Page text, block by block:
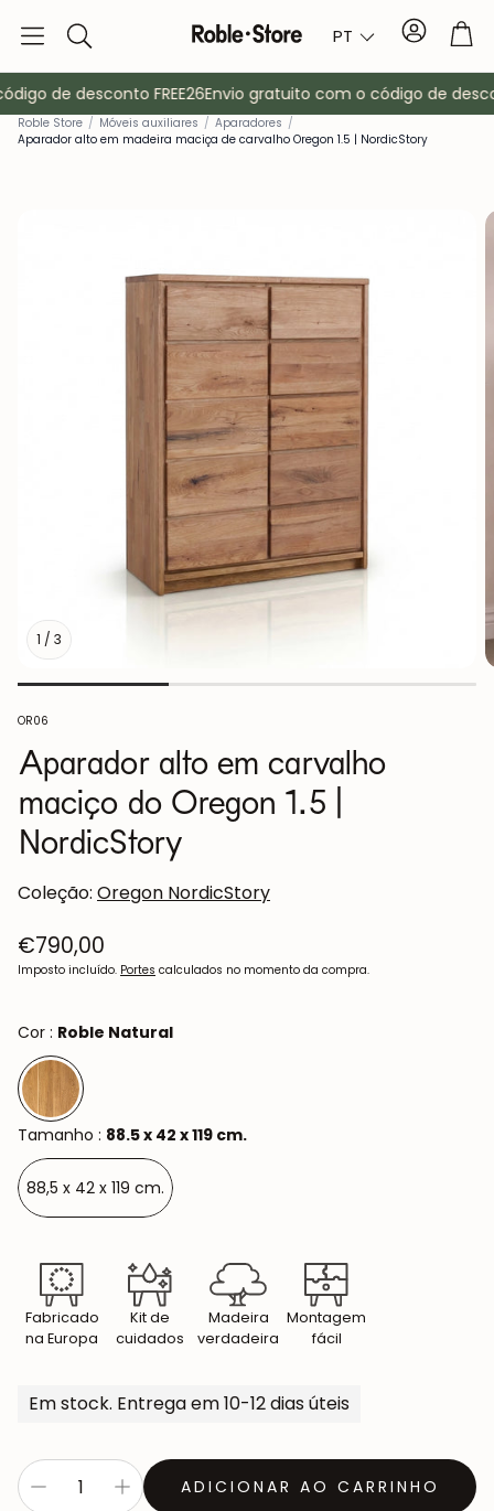
Pesquisa PT Conta
Aparadores
Armários
Bengaleiros
de desconto FREE26Envio gratuito com o código de
Roble Store / Móveis auxiliares / Aparadores /
Aparador alto em madeira maciça de carvalho Oregon 1.5 | NordicStory
1 / 3
SKU:
OR06
Aparador alto em carvalho
maciço do Oregon 1.5 |
NordicStory
Coleção: Oregon NordicStory
Preço
normal
€790,00
Imposto incluído. Portes calculados no momento da compra.
Cor : Roble Natural
Tamanho : 88.5 x 42 x 119 cm.
88,5 x 42 x 119 cm.
Fabricado
na Europa
Kit de
cuidados
Madeira
verdadeira
Montagem
fácil
Em stock. Entrega em 10-12 dias úteis
ADICIONAR AO CARRINHO